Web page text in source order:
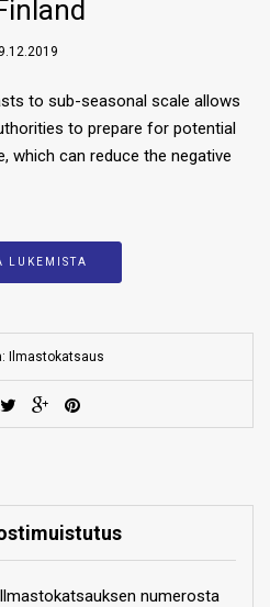
to sub-seasonal scale allows
to prepare for potential
which can reduce the negative
LUKEMISTA
Ilmastokatsaus
numerosta